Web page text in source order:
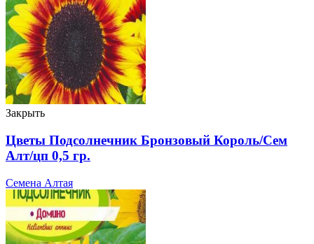
Закрыть
Цветы Подсолнечник Бронзовый Король/Сем
Алт/цп 0,5 гр.
Семена Алтая